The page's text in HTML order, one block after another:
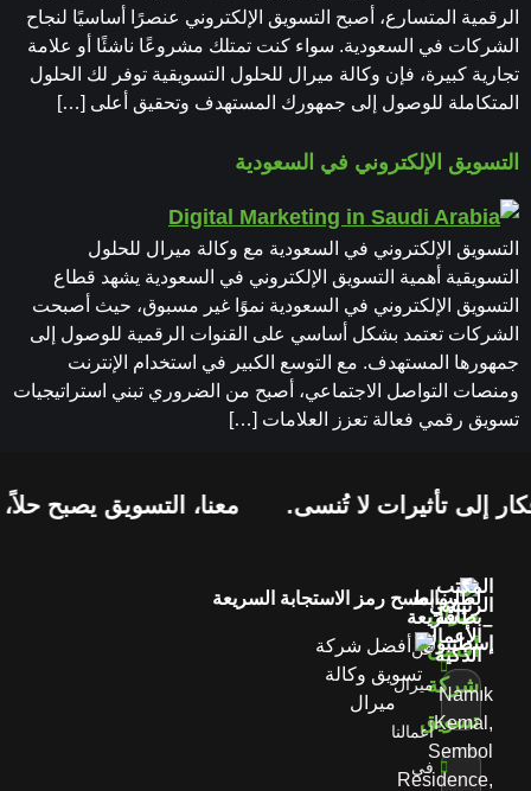
الرقمية المتسارع، أصبح التسويق الإلكتروني عنصرًا أساسيًا لنجاح
الشركات في السعودية. سواء كنت تمتلك مشروعًا ناشئًا أو علامة
تجارية كبيرة، فإن وكالة ميرال للحلول التسويقية توفر لك الحلول
المتكاملة للوصول إلى جمهورك المستهدف وتحقيق أعلى […]
التسويق الإلكتروني في السعودية
التسويق الإلكتروني في السعودية مع وكالة ميرال للحلول
التسويقية أهمية التسويق الإلكتروني في السعودية يشهد قطاع
التسويق الإلكتروني في السعودية نموًا غير مسبوق، حيث أصبحت
الشركات تعتمد بشكل أساسي على القنوات الرقمية للوصول إلى
جمهورها المستهدف. مع التوسع الكبير في استخدام الإنترنت
ومنصات التواصل الاجتماعي، أصبح من الضروري تبني استراتيجيات
تسويق رقمي فعالة تعزز العلامات […]
معنا، التسويق يصبح إلى تأثيرات لا تُنسى.
المكتب
الرئيسي
–
إسطنبول
Namık
Kemal,
Sembol
Residence,
لطلب
بطاقة
الأعمال
الذكية
روابط
سريعة
عن
ميرال
أعمالنا
في
امسح رمز الاستجابة السريعة